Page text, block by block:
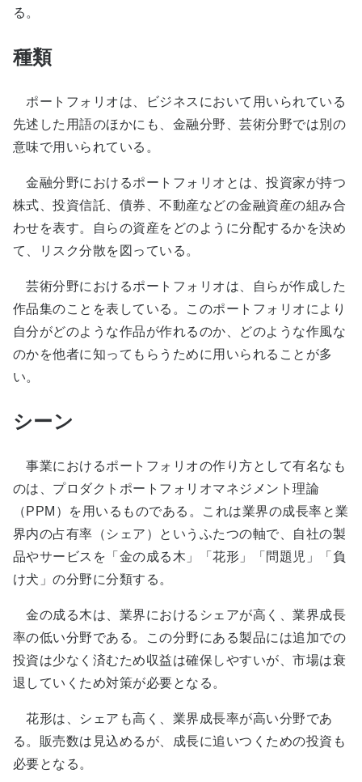
る。
種類
ポートフォリオは、ビジネスにおいて用いられている
先述した用語のほかにも、金融分野、芸術分野では別の
意味で用いられている。
金融分野におけるポートフォリオとは、投資家が持つ
株式、投資信託、債券、不動産などの金融資産の組み合
わせを表す。自らの資産をどのように分配するかを決め
て、リスク分散を図っている。
芸術分野におけるポートフォリオは、自らが作成した
作品集のことを表している。このポートフォリオにより
自分がどのような作品が作れるのか、どのような作風な
のかを他者に知ってもらうために用いられることが多
い。
シーン
事業におけるポートフォリオの作り方として有名なも
のは、プロダクトポートフォリオマネジメント理論
（PPM）を用いるものである。これは業界の成長率と業
界内の占有率（シェア）というふたつの軸で、自社の製
品やサービスを「金の成る木」「花形」「問題児」「負
け犬」の分野に分類する。
金の成る木は、業界におけるシェアが高く、業界成長
率の低い分野である。この分野にある製品には追加での
投資は少なく済むため収益は確保しやすいが、市場は衰
退していくため対策が必要となる。
花形は、シェアも高く、業界成長率が高い分野であ
る。販売数は見込めるが、成長に追いつくための投資も
必要となる。